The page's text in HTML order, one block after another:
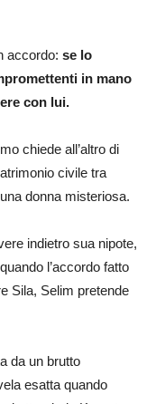
accordo: se lo
in mano
con lui.
chiede all’altro di
civile tra
donna misteriosa.
indietro sua nipote,
l’accordo fatto
Sila, Selim pretende
da un brutto
esatta quando